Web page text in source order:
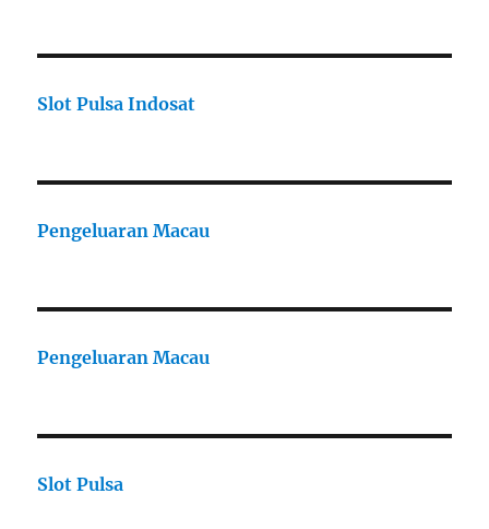
Slot Pulsa Indosat
Pengeluaran Macau
Pengeluaran Macau
Slot Pulsa